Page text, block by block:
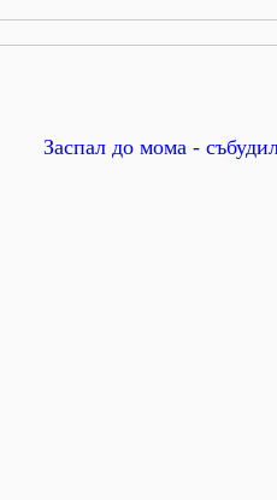
Заспал до мома -